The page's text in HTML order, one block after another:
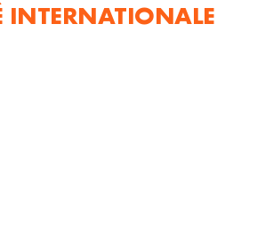
INTERNATIONALE